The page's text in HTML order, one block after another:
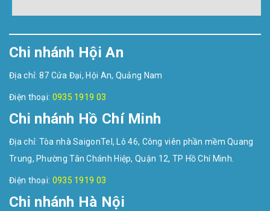
Chi nhánh Hội An
Địa chỉ: 87 Cửa Đại, Hội An, Quảng Nam
Điện thoại: 0935 1919 03
Chi nhánh Hồ Chí Minh
Địa chỉ: Tòa nhà SaigonTel, Lô 46, Công viên phần mềm Quang
Trung, Phường Tân Chánh Hiệp, Quận 12, TP Hồ Chí Minh.
Điện thoại: 0935 1919 03
Chi nhánh Hà Nội